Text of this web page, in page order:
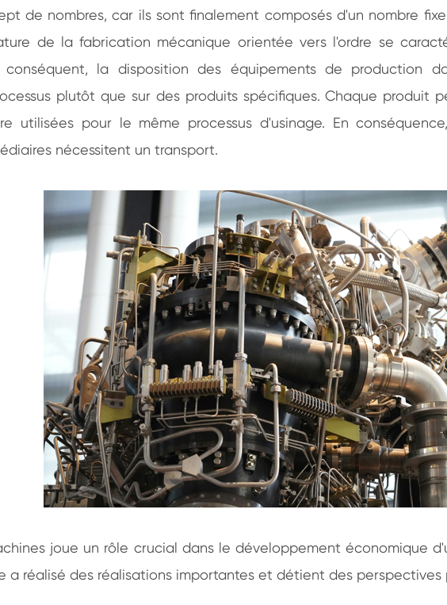
de nombres, car ils sont finalement composés d'un nombre
de la fabrication mécanique orientée vers l'ordre se
la disposition des équipements de production
plutôt que sur des produits spécifiques. Chaque produit
utilisées pour le même processus d'usinage. En
nécessitent un transport.
joue un rôle crucial dans le développement économique
a réalisé des réalisations importantes et détient des